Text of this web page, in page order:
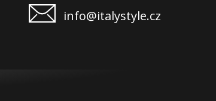
info@italystyle.cz